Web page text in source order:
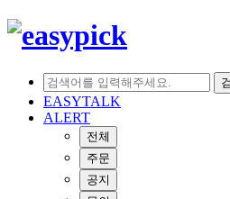
EASYTALK
ALERT
전체
주문
공지